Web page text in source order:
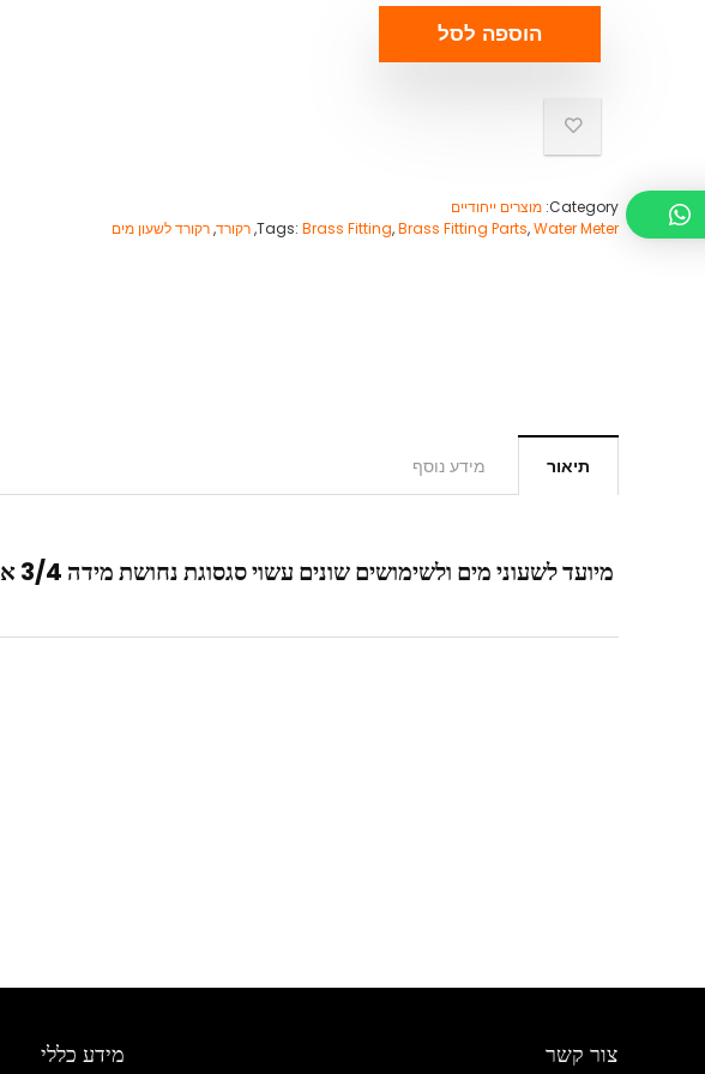
הוספה לסל
Category: מוצרים ייחודיים
Tags: Brass Fitting,Brass Fitting Parts,Water Meter
,רקורד,רקורד לשעון מים
תיאור מידע נוסף
מיועד לשעוני מים ולשימושים שונים עשוי סגסוגת נחושת מידה 3/4 אינצ
צור קשר מידע כללי